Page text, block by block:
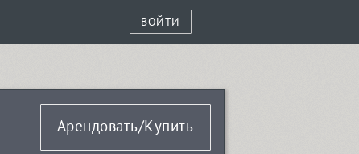
ВОЙТИ
Арендовать/Купить